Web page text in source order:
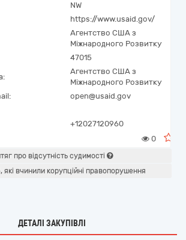
NW
https://www.usaid.gov/
Aгентство США з
Міжнародного Розвитку
47015
Aгентство США з
Міжнародного Розвитку
open@usaid.gov
+12027120960
0
про відсутність судимості
які вчинили корупційні правопорушення
ДЕТАЛІ ЗАКУПІВЛІ